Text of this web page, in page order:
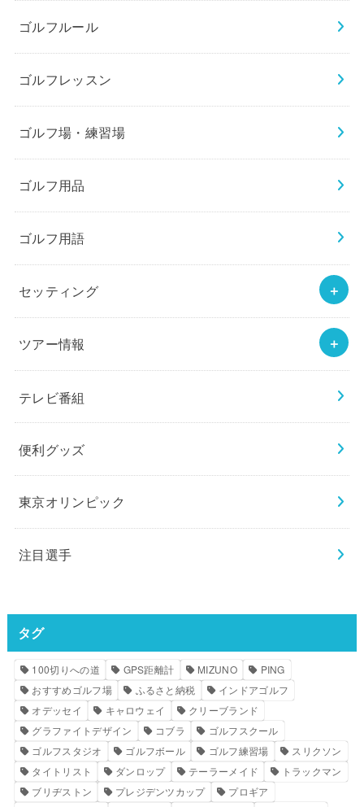
ゴルフルール
ゴルフレッスン
ゴルフ場・練習場
ゴルフ用品
ゴルフ用語
セッティング
ツアー情報
テレビ番組
便利グッズ
東京オリンピック
注目選手
タグ
100切りへの道 GPS距離計 MIZUNO
PING
おすすめゴルフ場
ふるさと納税
インドアゴルフ
オデッセイ
キャロウェイ
クリーブランド
グラファイトデザイン
コブラ
ゴルフスクール
ゴルフスタジオ
ゴルフボール ゴルフ練習場
スリクソン
タイトリスト
ダンロップ テーラーメイド
トラックマン
ブリヂストン
プレジデンツカップ
プロギア